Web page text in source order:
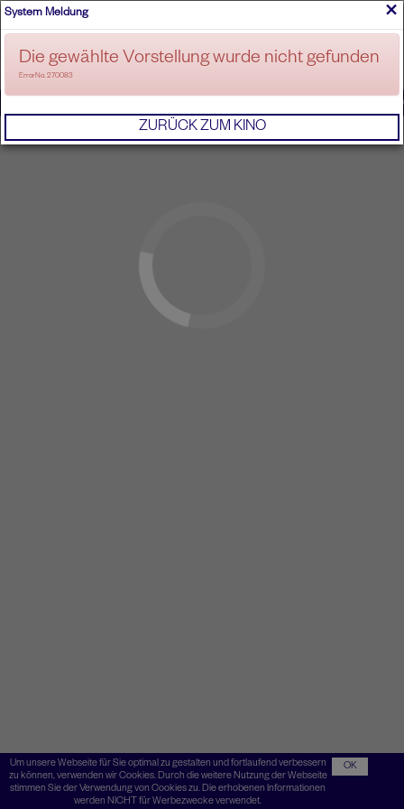
ANMELDEN
Um unsere Webseite für Sie optimal zu gestalten und fortlaufend verbessern
zu können, verwenden wir Cookies. Durch die weitere Nutzung der Webseite
stimmen Sie der Verwendung von Cookies zu. Die erhobenen Informationen
werden NICHT für Werbezwecke verwendet.
OK
×
System Meldung
Die gewählte Vorstellung wurde nicht gefunden
ErrorNo. 270083
ZURÜCK ZUM KINO